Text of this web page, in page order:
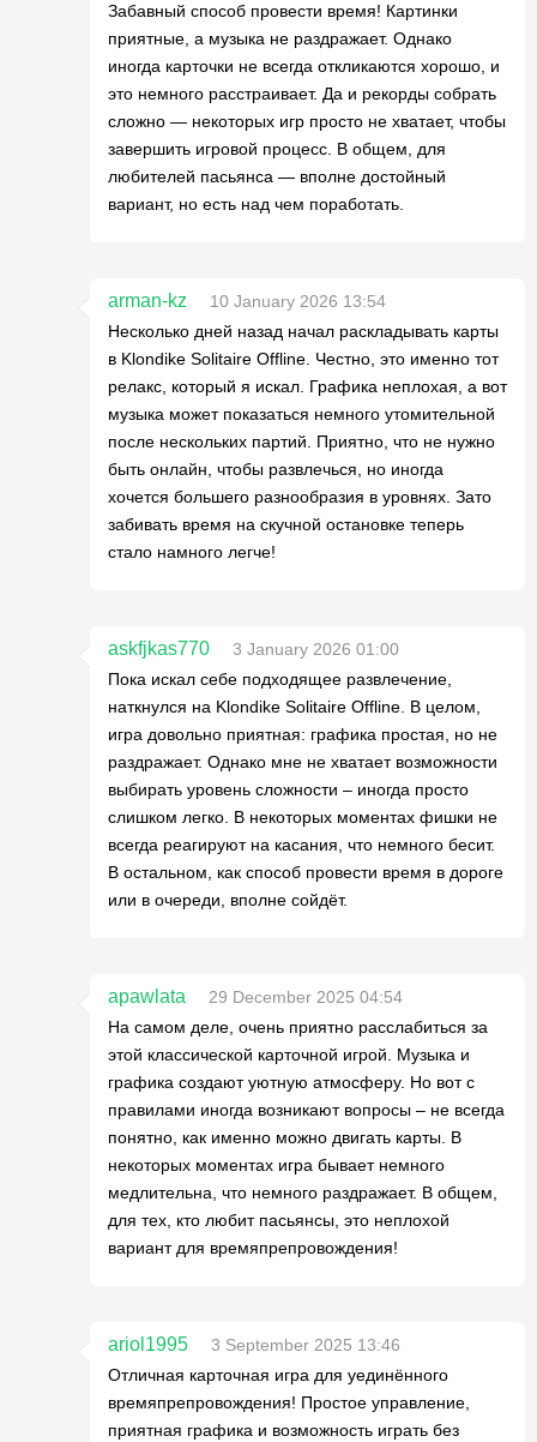
Забавный способ провести время! Картинки
приятные, а музыка не раздражает. Однако
иногда карточки не всегда откликаются хорошо, и
это немного расстраивает. Да и рекорды собрать
сложно — некоторых игр просто не хватает, чтобы
завершить игровой процесс. В общем, для
любителей пасьянса — вполне достойный
вариант, но есть над чем поработать.
arman-kz
10 January 2026 13:54
Несколько дней назад начал раскладывать карты
в Klondike Solitaire Offline. Честно, это именно тот
релакс, который я искал. Графика неплохая, а вот
музыка может показаться немного утомительной
после нескольких партий. Приятно, что не нужно
быть онлайн, чтобы развлечься, но иногда
хочется большего разнообразия в уровнях. Зато
забивать время на скучной остановке теперь
стало намного легче!
askfjkas770
3 January 2026 01:00
Пока искал себе подходящее развлечение,
наткнулся на Klondike Solitaire Offline. В целом,
игра довольно приятная: графика простая, но не
раздражает. Однако мне не хватает возможности
выбирать уровень сложности – иногда просто
слишком легко. В некоторых моментах фишки не
всегда реагируют на касания, что немного бесит.
В остальном, как способ провести время в дороге
или в очереди, вполне сойдёт.
apawlata
29 December 2025 04:54
На самом деле, очень приятно расслабиться за
этой классической карточной игрой. Музыка и
графика создают уютную атмосферу. Но вот с
правилами иногда возникают вопросы – не всегда
понятно, как именно можно двигать карты. В
некоторых моментах игра бывает немного
медлительна, что немного раздражает. В общем,
для тех, кто любит пасьянсы, это неплохой
вариант для времяпрепровождения!
ariol1995
3 September 2025 13:46
Отличная карточная игра для уединённого
времяпрепровождения! Простое управление,
приятная графика и возможность играть без